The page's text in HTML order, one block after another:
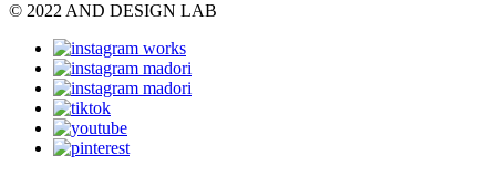
© 2022 AND DESIGN LAB